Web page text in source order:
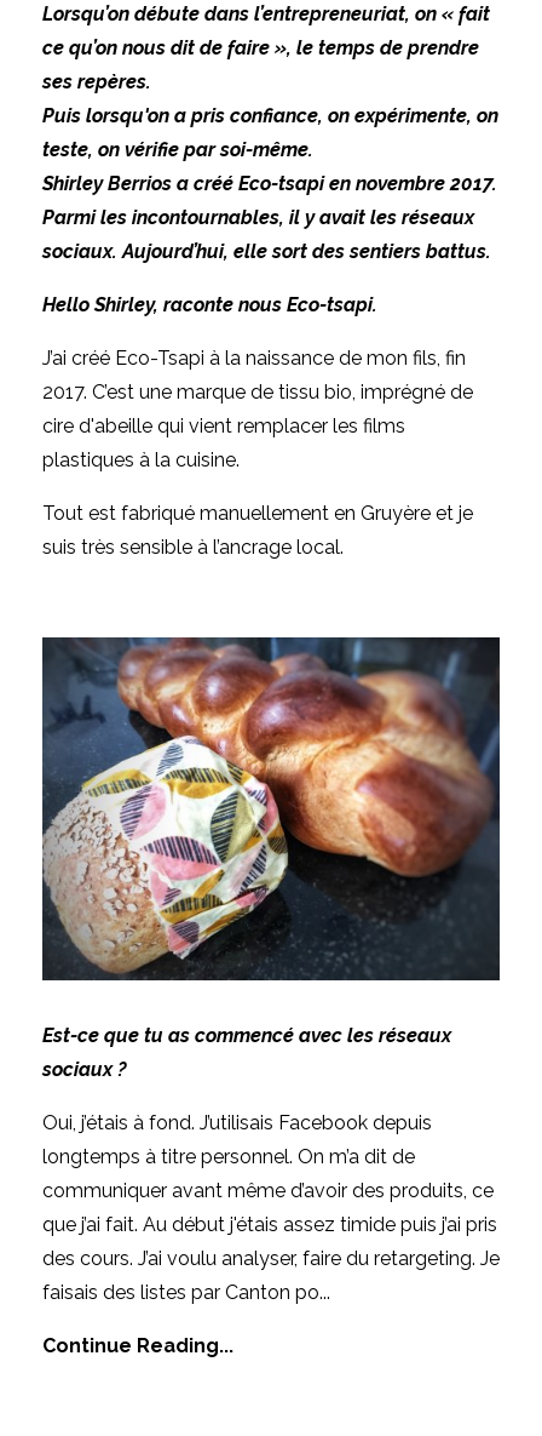
Lorsqu’on débute dans l’entrepreneuriat, on « fait
ce qu’on nous dit de faire », le temps de prendre
ses repères.
Puis lorsqu'on a pris confiance, on expérimente, on
teste, on vérifie par soi-même.
Shirley Berrios a créé Eco-tsapi en novembre 2017.
Parmi les incontournables, il y avait les réseaux
sociaux. Aujourd’hui, elle sort des sentiers battus.
Hello Shirley, raconte nous Eco-tsapi.
J’ai créé Eco-Tsapi à la naissance de mon fils, fin
2017. C’est une marque de tissu bio, imprégné de
cire d'abeille qui vient remplacer les films
plastiques à la cuisine.
Tout est fabriqué manuellement en Gruyère et je
suis très sensible à l’ancrage local.
Est-ce que tu as commencé avec les réseaux
sociaux ?
Oui, j’étais à fond. J’utilisais Facebook depuis
longtemps à titre personnel. On m’a dit de
communiquer avant même d’avoir des produits, ce
que j’ai fait. Au début j'étais assez timide puis j’ai pris
des cours. J’ai voulu analyser, faire du retargeting. Je
faisais des listes par Canton po...
Continue Reading...